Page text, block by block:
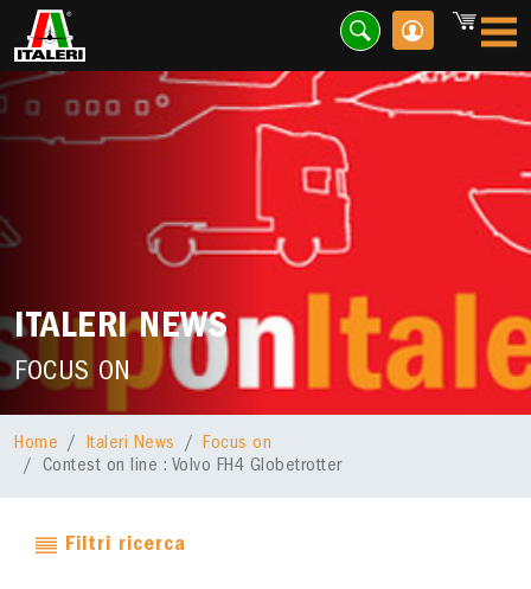
ITALERI NEWS
FOCUS ON
Home Italeri News
Focus on
Contest on line : Volvo FH4 Globetrotter
Filtri ricerca